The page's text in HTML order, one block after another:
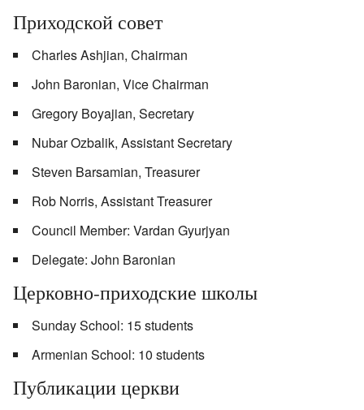
Приходской совет
Charles Ashjian, Chairman
John Baronian, Vice Chairman
Gregory Boyajian, Secretary
Nubar Ozbalik, Assistant Secretary
Steven Barsamian, Treasurer
Rob Norris, Assistant Treasurer
Council Member: Vardan Gyurjyan
Delegate: John Baronian
Церковно-приходские школы
Sunday School: 15 students
Armenian School: 10 students
Публикации церкви